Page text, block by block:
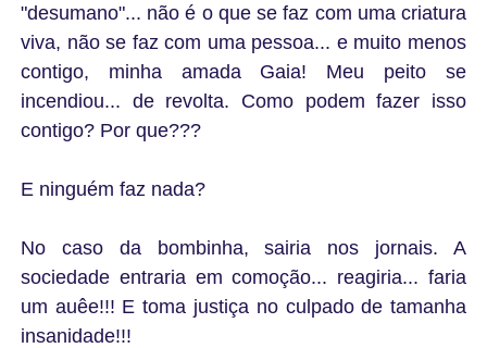
"desumano"... não é o que se faz com uma criatura
viva, não se faz com uma pessoa... e muito menos
contigo, minha amada Gaia! Meu peito se
incendiou... de revolta. Como podem fazer isso
contigo? Por que???
E ninguém faz nada?
No caso da bombinha, sairia nos jornais. A
sociedade entraria em comoção... reagiria... faria
um auêe!!! E toma justiça no culpado de tamanha
insanidade!!!